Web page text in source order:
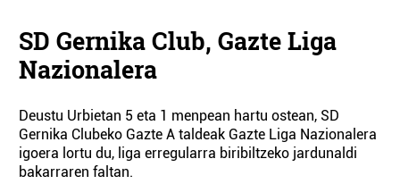
SD Gernika Club, Gazte Liga
Nazionalera
Deustu Urbietan 5 eta 1 menpean hartu ostean, SD
Gernika Clubeko Gazte A taldeak Gazte Liga Nazionalera
igoera lortu du, liga erregularra biribiltzeko jardunaldi
bakarraren faltan.